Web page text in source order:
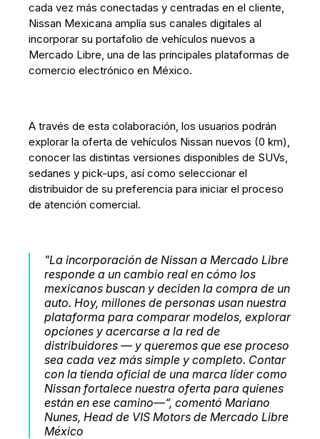
cada vez más conectadas y centradas en el cliente,
Nissan Mexicana amplía sus canales digitales al
incorporar su portafolio de vehículos nuevos a
Mercado Libre, una de las principales plataformas de
comercio electrónico en México.
A través de esta colaboración, los usuarios podrán
explorar la oferta de vehículos Nissan nuevos (0 km),
conocer las distintas versiones disponibles de SUVs,
sedanes y pick-ups, así como seleccionar el
distribuidor de su preferencia para iniciar el proceso
de atención comercial.
"La incorporación de Nissan a Mercado Libre
responde a un cambio real en cómo los
mexicanos buscan y deciden la compra de un
auto. Hoy, millones de personas usan nuestra
plataforma para comparar modelos, explorar
opciones y acercarse a la red de
distribuidores — y queremos que ese proceso
sea cada vez más simple y completo. Contar
con la tienda oficial de una marca líder como
Nissan fortalece nuestra oferta para quienes
están en ese camino—“, comentó Mariano
Nunes, Head de VIS Motors de Mercado Libre
México